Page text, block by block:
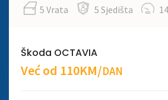
5 Vrata 5 Sjedišta
Škoda OCTAVIA
Već od 110KM/DAN